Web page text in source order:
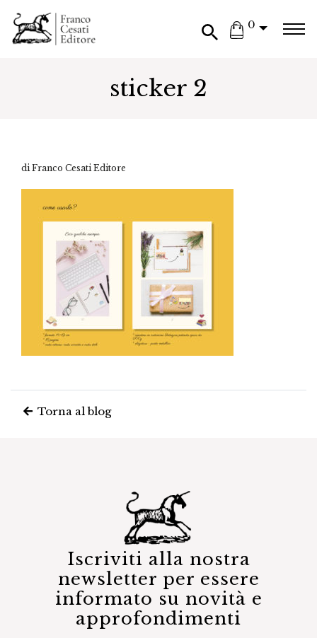
0
sticker 2
di Franco Cesati Editore
Torna al blog
Iscriviti alla nostra
newsletter per essere
informato su novità e
approfondimenti